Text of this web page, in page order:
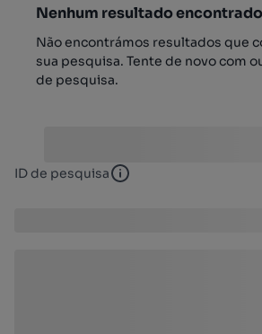
Nenhum resultado encontrado
Não encontrámos resultados que
sua pesquisa. Tente de novo com
de pesquisa.
ID de pesquisa ID de pesquisa